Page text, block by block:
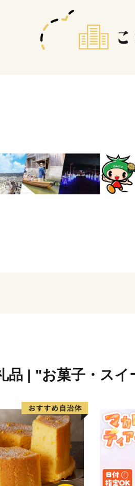
品 | "お菓子・スイ